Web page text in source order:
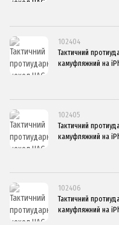
102404
Тактичний
камуфляжний на
102405
Тактичний
камуфляжний на
102406
Тактичний
камуфляжний на